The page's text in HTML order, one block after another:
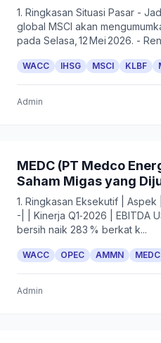
1. Ringkasan Situasi Pasar -
global MSCI akan
pada Selasa, 12 Mei 2026. -
WACC IHSG MSCI KLBF
Admin
MEDC (PT Medco
Saham Migas yang
1. Ringkasan Eksekutif |
-| | Kinerja Q1‑2026 | EBITDA
bersih naik 283 % berkat k...
WACC OPEC AMMN MEDC
Admin